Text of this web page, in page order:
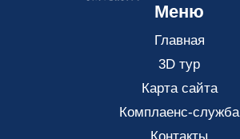
Меню
Главная
3D тур
Карта сайта
Комплаенс-служба
Контакты